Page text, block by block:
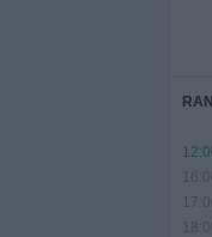
16:00
17:00
18:00